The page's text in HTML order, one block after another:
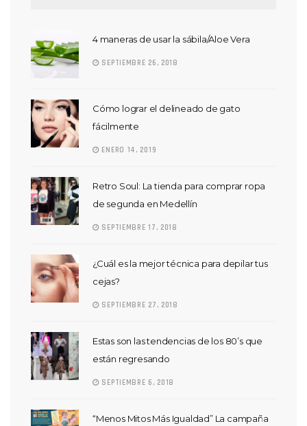
4 maneras de usar la sábila/Aloe Vera
SEPTIEMBRE 26, 2018
Cómo lograr el delineado de gato
fácilmente
ENERO 14, 2019
Retro Soul: La tienda para comprar ropa
de segunda en Medellín
SEPTIEMBRE 17, 2018
¿Cuál es la mejor técnica para depilar tus
cejas?
SEPTIEMBRE 27, 2018
Estas son las tendencias de los 80’s que
están regresando
SEPTIEMBRE 6, 2018
“Menos Mitos Más Igualdad” La campaña